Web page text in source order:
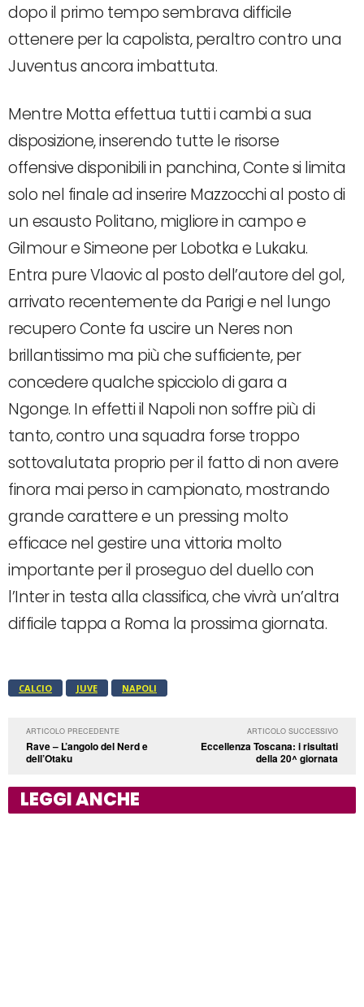
dopo il primo tempo sembrava difficile
ottenere per la capolista, peraltro contro una
Juventus ancora imbattuta.
Mentre Motta effettua tutti i cambi a sua
disposizione, inserendo tutte le risorse
offensive disponibili in panchina, Conte si limita
solo nel finale ad inserire Mazzocchi al posto di
un esausto Politano, migliore in campo e
Gilmour e Simeone per Lobotka e Lukaku.
Entra pure Vlaovic al posto dell’autore del gol,
arrivato recentemente da Parigi e nel lungo
recupero Conte fa uscire un Neres non
brillantissimo ma più che sufficiente, per
concedere qualche spicciolo di gara a
Ngonge. In effetti il Napoli non soffre più di
tanto, contro una squadra forse troppo
sottovalutata proprio per il fatto di non avere
finora mai perso in campionato, mostrando
grande carattere e un pressing molto
efficace nel gestire una vittoria molto
importante per il proseguo del duello con
l’Inter in testa alla classifica, che vivrà un’altra
difficile tappa a Roma la prossima giornata.
CALCIO JUVE NAPOLI
ARTICOLO PRECEDENTE
Rave – L’angolo del Nerd e
dell’Otaku
ARTICOLO SUCCESSIVO
Eccellenza Toscana: i risultati
della 20^ giornata
LEGGI ANCHE